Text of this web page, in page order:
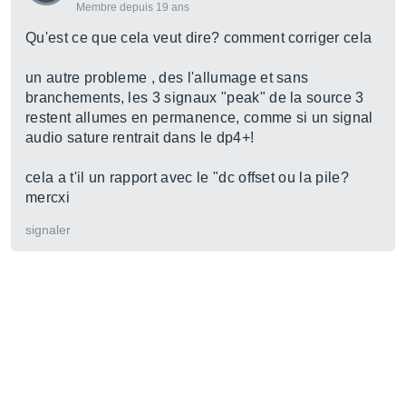
Membre depuis 19 ans
Qu'est ce que cela veut dire? comment corriger cela
un autre probleme , des l'allumage et sans
branchements, les 3 signaux "peak" de la source 3
restent allumes en permanence, comme si un signal
audio sature rentrait dans le dp4+!
cela a t'il un rapport avec le "dc offset ou la pile?
mercxi
signaler